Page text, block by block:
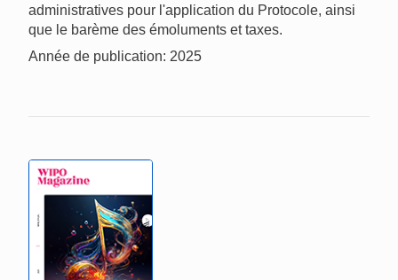
administratives pour l'application du Protocole, ainsi
que le barème des émoluments et taxes.
Année de publication: 2025